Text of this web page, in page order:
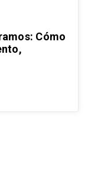
Cómo